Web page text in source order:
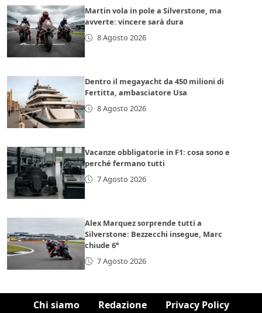
Martin vola in pole a Silverstone, ma
avverte: vincere sarà dura
8 Agosto 2026
Dentro il megayacht da 450 milioni di
Fertitta, ambasciatore Usa
8 Agosto 2026
Vacanze obbligatorie in F1: cosa sono e
perché fermano tutti
7 Agosto 2026
Alex Marquez sorprende tutti a
Silverstone: Bezzecchi insegue, Marc
chiude 6°
7 Agosto 2026
Chi siamo Redazione Privacy Policy